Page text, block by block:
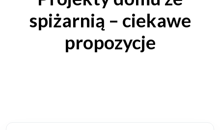
Działkispiżarnią – ciekawe
propozycje